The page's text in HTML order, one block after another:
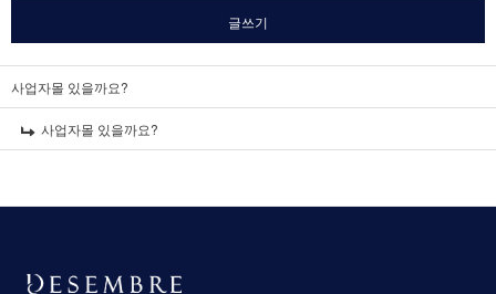
글쓰기
사업자몰 있을까요?
사업자몰 있을까요?